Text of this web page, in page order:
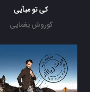
کی تو میآیی
کوروش یغمایی